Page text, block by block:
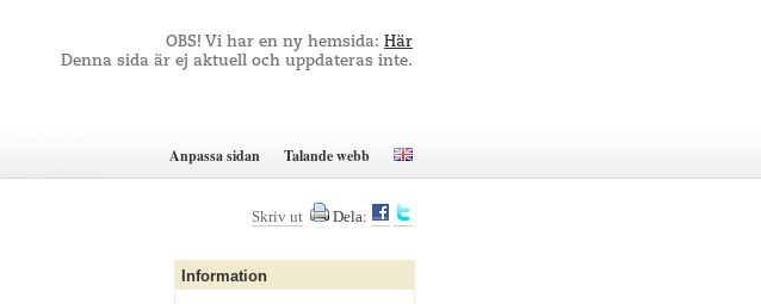
OBS! Vi har en ny hemsida: Här
Denna sida är ej aktuell och uppdateras inte.
Anpassa sidan Talande webb
Skriv ut Dela:
Information